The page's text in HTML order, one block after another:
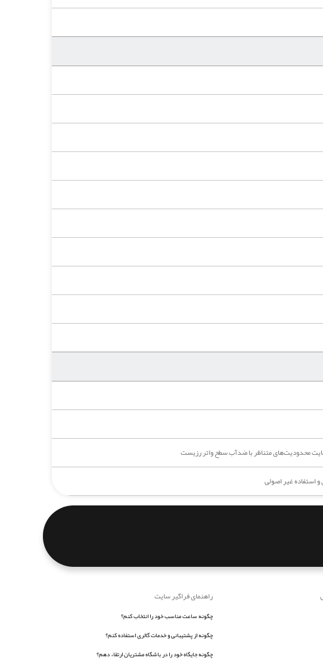
محدودیت‌های متناظر با ضدآب سطح واتر رزیست
استفاده غیر اصولی
راهنمای فراگیر سایت
چگونه ساعت مناسب خود را انتخاب کنم؟
چگونه از پشتیبانی و خدمات گالری استفاده کنم؟
چگونه جایگاه خود را در باشگاه مشتریان ارتقاء دهم؟